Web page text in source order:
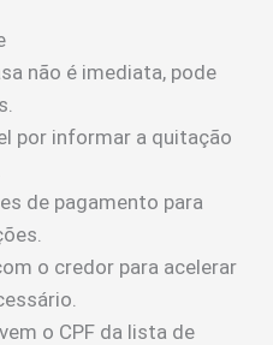
não é imediata, pode
por informar a quitação
de pagamento para
o credor para acelerar
o CPF da lista de